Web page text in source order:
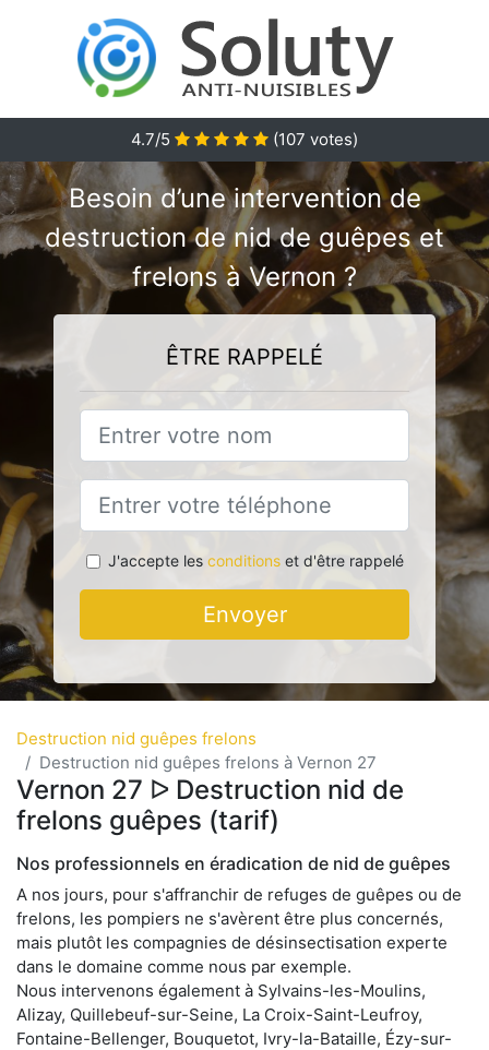
4.7/5 (107 votes)
Besoin d’une intervention de
destruction de nid de guêpes et
frelons à Vernon ?
ÊTRE RAPPELÉ
J'accepte les conditionset d'être rappelé
Envoyer
Destruction nid guêpes frelons
Destruction nid guêpes frelons à Vernon 27
Vernon 27 ᐅ Destruction nid de
frelons guêpes (tarif)
Nos professionnels en éradication de nid de guêpes
A nos jours, pour s'affranchir de refuges de guêpes ou de
frelons, les pompiers ne s'avèrent être plus concernés,
mais plutôt les compagnies de désinsectisation experte
dans le domaine comme nous par exemple.
Nous intervenons également à Sylvains-les-Moulins,
Alizay, Quillebeuf-sur-Seine, La Croix-Saint-Leufroy,
Fontaine-Bellenger, Bouquetot, Ivry-la-Bataille, Ézy-sur-